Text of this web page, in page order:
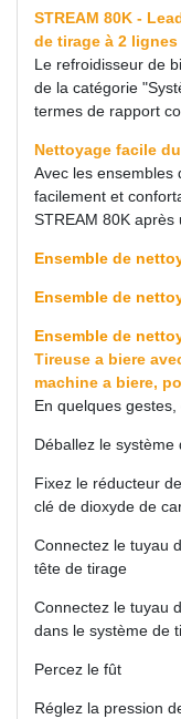
STREAM 80K -
de tirage à 2 lignes
Le refroidisseur de
de la catégorie
termes de rapport
Nettoyage facile
Avec les ensembles
facilement et
STREAM 80K après
Ensemble de
Ensemble de
Ensemble de
Tireuse a biere
machine a biere,
En quelques gestes,
Déballez le système
Fixez le réducteur
clé de dioxyde de
Connectez le tuyau
tête de tirage
Connectez le tuyau
dans le système de
Percez le fût
Réglez la pression